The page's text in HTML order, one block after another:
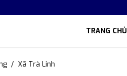
TRANG CHỦ
Xã Trà Linh